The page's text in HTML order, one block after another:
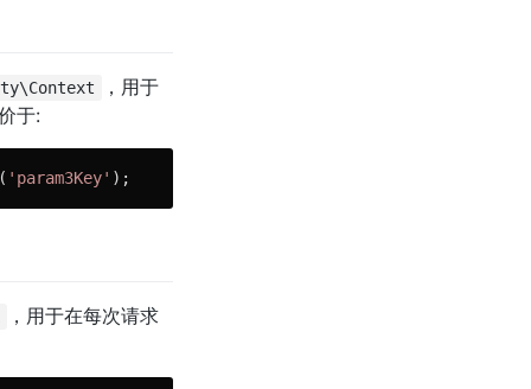
，用于
于:
'param3Key' );
，用于在每次请求